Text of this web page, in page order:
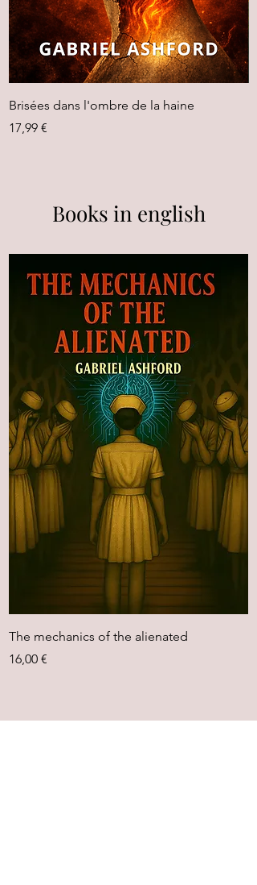
Brisées dans l'ombre de la haine
Prix
17,99 €
Books in english
The mechanics of the alienated
Prix
16,00 €